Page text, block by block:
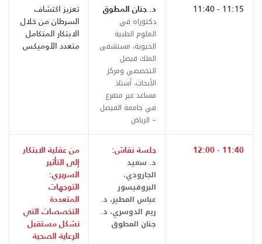
11:15 - 11:40
د. جنان المطوق
دكتوراه في
العلوم الطبية
الحيوية، مستشفى
الملك فيصل
التخصصي ومركز
الأبحاث، أستاذ
مساعد غير متفرغ
في جامعة الفيصل
– الرياض
تعزيز اكتشاف
السرطان من خلال
الابتكار المتكامل
متعدد الأوميكس
11:40 - 12:00 جلسة نقاش:
د. سعيد
الجارودي،
البروفيسور
عباس المطير، د.
ريم الدوسري، د.
جنان المطوق
من عقلية الابتكار
إلى التأثير
السريري:
التوجهات
المتعددة
التخصصات التي
تشكل مستقبل
الرعاية الصحية